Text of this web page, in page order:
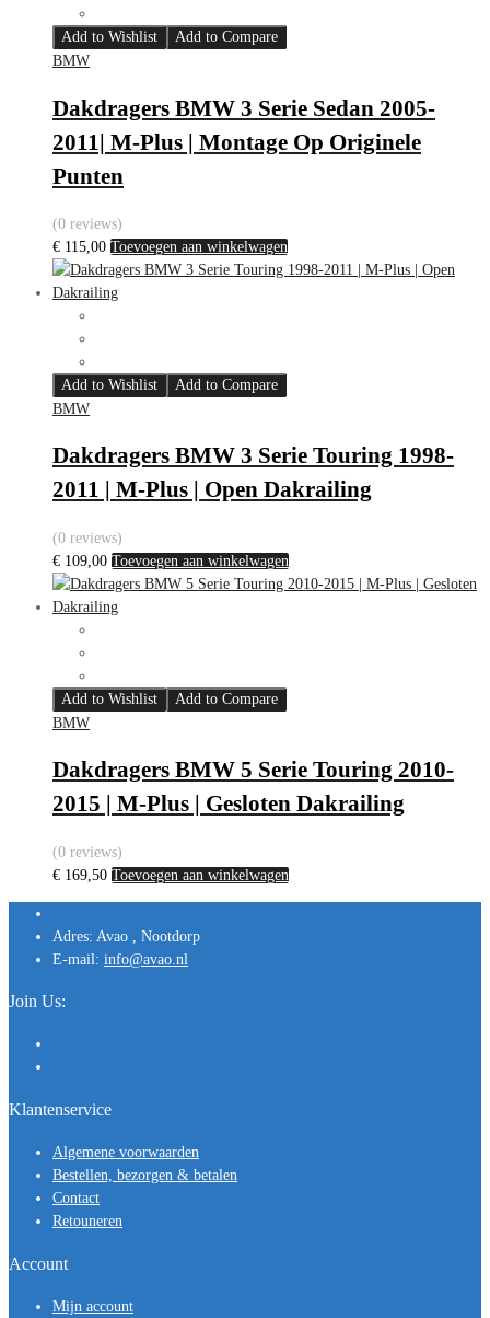
Add to Wishlist
Add to Compare
BMW
Dakdragers BMW 3 Serie Sedan 2005-
2011| M-Plus | Montage Op Originele
Punten
(0 reviews)
€ 115,00 Toevoegen aan winkelwagen
Add to Wishlist
Add to Compare
BMW
Dakdragers BMW 3 Serie Touring 1998-
2011 | M-Plus | Open Dakrailing
(0 reviews)
€ 109,00 Toevoegen aan winkelwagen
Add to Wishlist
Add to Compare
BMW
Dakdragers BMW 5 Serie Touring 2010-
2015 | M-Plus | Gesloten Dakrailing
(0 reviews)
€ 169,50 Toevoegen aan winkelwagen
Adres: Avao , Nootdorp
E-mail: info@avao.nl
Join Us:
Klantenservice
Algemene voorwaarden
Bestellen, bezorgen & betalen
Contact
Retouneren
Account
Mijn account